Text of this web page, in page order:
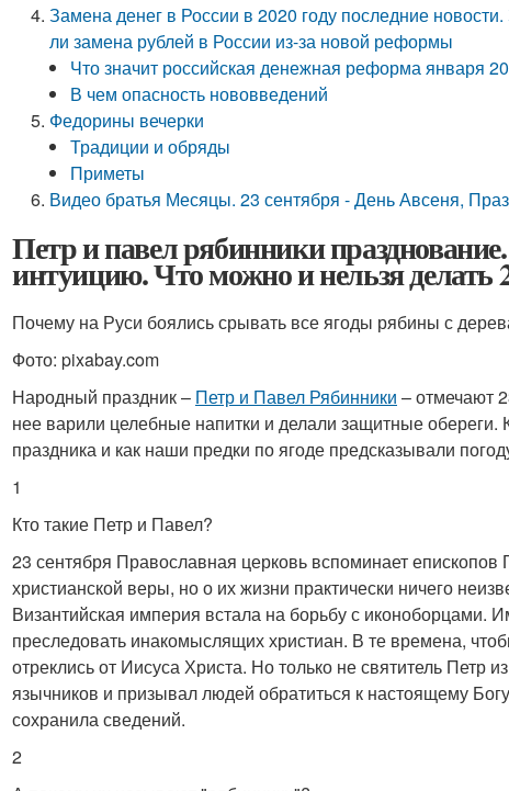
Замена денег в России в 2020 году последние
ли замена рублей в России из-за новой реформы
Что значит российская денежная реформа января
В чем опасность нововведений
Федорины вечерки
Традиции и обряды
Приметы
Видео братья Месяцы. 23 сентября - День Авсеня,
Петр и павел рябинники
интуицию. Что можно и нельзя делать
Почему на Руси боялись срывать все ягоды рябины с
Фото: pixabay.com
Народный праздник – Петр и Павел Рябинники – отмечают
нее варили целебные напитки и делали защитные обереги.
праздника и как наши предки по ягоде предсказывали
1
Кто такие Петр и Павел?
23 сентября Православная церковь вспоминает
христианской веры, но о их жизни практически ничего
Византийская империя встала на борьбу с иконоборцами.
преследовать инакомыслящих христиан. В те времена,
отреклись от Иисуса Христа. Но только не святитель Петр
язычников и призывал людей обратиться к настоящему
сохранила сведений.
2